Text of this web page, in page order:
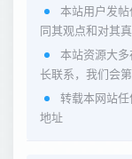
本站用户发
同其观点和对其真
本站资源大
长联系，我们会
转载本网站
地址